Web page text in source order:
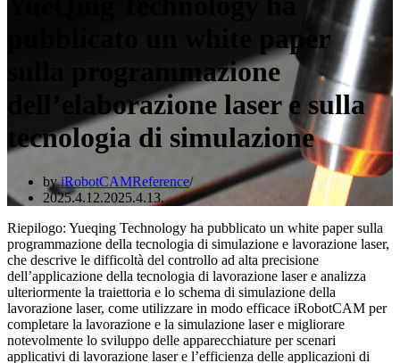
pubblicato un white paper
sulla programmazione
dell’elaborazione laser e sulla
tecnologia di simulazione
byiRobotCAMReference
2025.4.12.2025.4.13.
Riepilogo: Yueqing Technology ha pubblicato un white paper sulla
programmazione della tecnologia di simulazione e lavorazione laser,
che descrive le difficoltà del controllo ad alta precisione
dell’applicazione della tecnologia di lavorazione laser e analizza
ulteriormente la traiettoria e lo schema di simulazione della
lavorazione laser, come utilizzare in modo efficace iRobotCAM per
completare la lavorazione e la simulazione laser e migliorare
notevolmente lo sviluppo delle apparecchiature per scenari
applicativi di lavorazione laser e l’efficienza delle applicazioni di